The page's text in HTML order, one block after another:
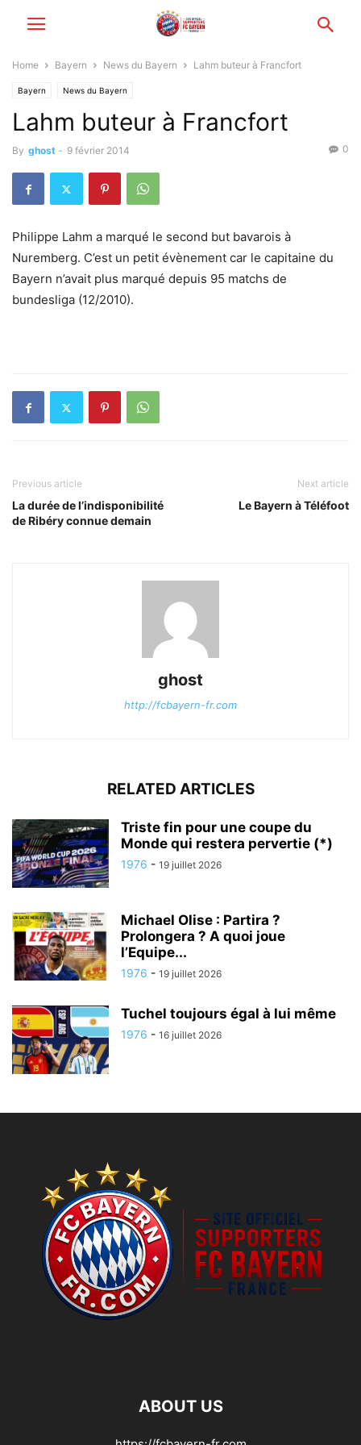
Home Bayern News du Bayern Lahm buteur à Francfort
Bayern News du Bayern
Lahm buteur à Francfort
By ghost - 9 février 2014 0
Philippe Lahm a marqué le second but bavarois à
Nuremberg. C’est un petit évènement car le capitaine du
Bayern n’avait plus marqué depuis 95 matchs de
bundesliga (12/2010).
Previous article
La durée de l’indisponibilité
de Ribéry connue demain
Next article
Le Bayern à Téléfoot
ghost
http://fcbayern-fr.com
RELATED ARTICLES
Triste fin pour une coupe du
Monde qui restera pervertie (*)
1976 - 19 juillet 2026
Michael Olise : Partira ?
Prolongera ? A quoi joue
l’Equipe...
1976 - 19 juillet 2026
Tuchel toujours égal à lui même
1976 - 16 juillet 2026
ABOUT US